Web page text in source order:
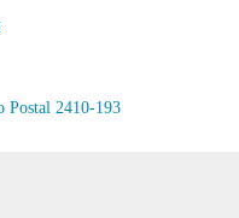
Postal 2410-193